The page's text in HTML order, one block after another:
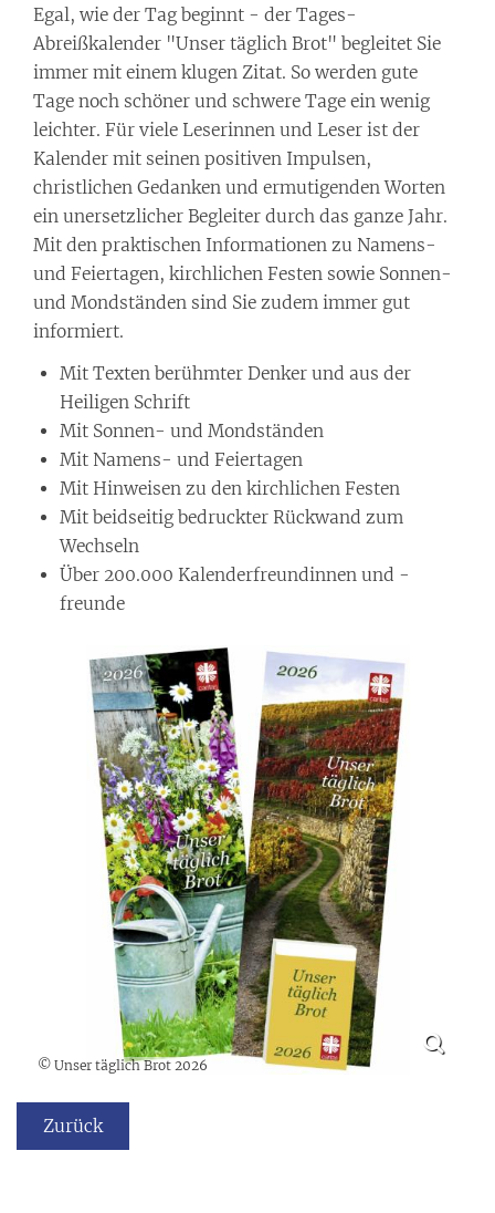
Egal, wie der Tag beginnt - der Tages-
Abreißkalender "Unser täglich Brot" begleitet Sie
immer mit einem klugen Zitat. So werden gute
Tage noch schöner und schwere Tage ein wenig
leichter. Für viele Leserinnen und Leser ist der
Kalender mit seinen positiven Impulsen,
christlichen Gedanken und ermutigenden Worten
ein unersetzlicher Begleiter durch das ganze Jahr.
Mit den praktischen Informationen zu Namens-
und Feiertagen, kirchlichen Festen sowie Sonnen-
und Mondständen sind Sie zudem immer gut
informiert.
Mit Texten berühmter Denker und aus der
Heiligen Schrift
Mit Sonnen- und Mondständen
Mit Namens- und Feiertagen
Mit Hinweisen zu den kirchlichen Festen
Mit beidseitig bedruckter Rückwand zum
Wechseln
Über 200.000 Kalenderfreundinnen und -
freunde
© Unser täglich Brot 2026
Zurück